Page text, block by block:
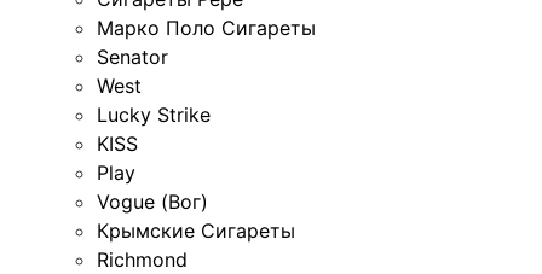
Марко Поло Сигареты
Senator
West
Lucky Strike
KISS
Play
Vogue (Вог)
Крымские Сигареты
Richmond